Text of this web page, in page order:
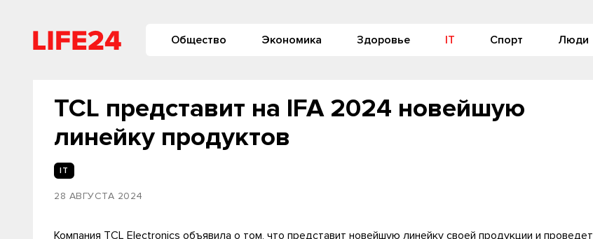
Общество Экономика Здоровье IT Спорт Люди
TCL представит на IFA 2024 новейшую
линейку продуктов
IT
28 АВГУСТА 2024
Компания TCL Electronics объявила о том, что представит новейшую линейку своей продукции и проведет